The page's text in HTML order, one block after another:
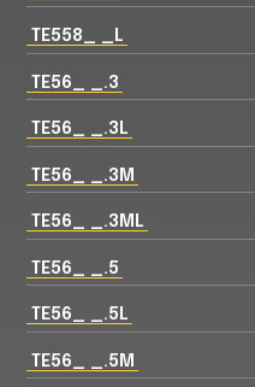
TE558_ _L
TE56_ _.3
TE56_ _.3L
TE56_ _.3M
TE56_ _.3ML
TE56_ _.5
TE56_ _.5L
TE56_ _.5M